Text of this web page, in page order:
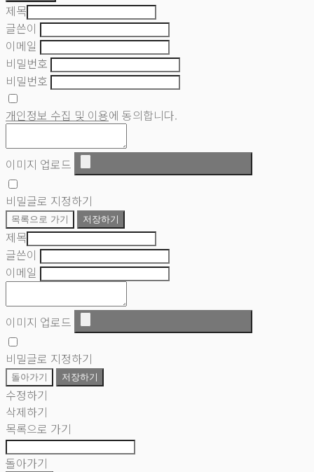
제목
글쓴이
이메일
비밀번호
비밀번호
개인정보 수집 및 이용에 동의합니다.
이미지 업로드
비밀글로 지정하기
목록으로 가기 저장하기
제목
글쓴이
이메일
이미지 업로드
비밀글로 지정하기
돌아가기 저장하기
수정하기
삭제하기
목록으로 가기
돌아가기